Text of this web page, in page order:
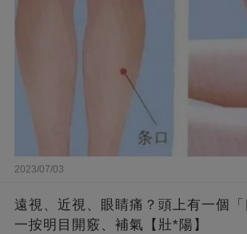
2023/07/03
遠視、近視、眼睛痛？頭上有一個
一按明目開竅、補氣【壯*陽】